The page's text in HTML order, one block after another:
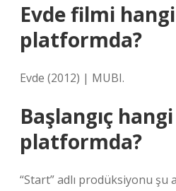
Evde filmi hangi
platformda?
Evde (2012) | MUBI.
Başlangıç hangi
platformda?
“Start” adlı prodüksiyonu şu